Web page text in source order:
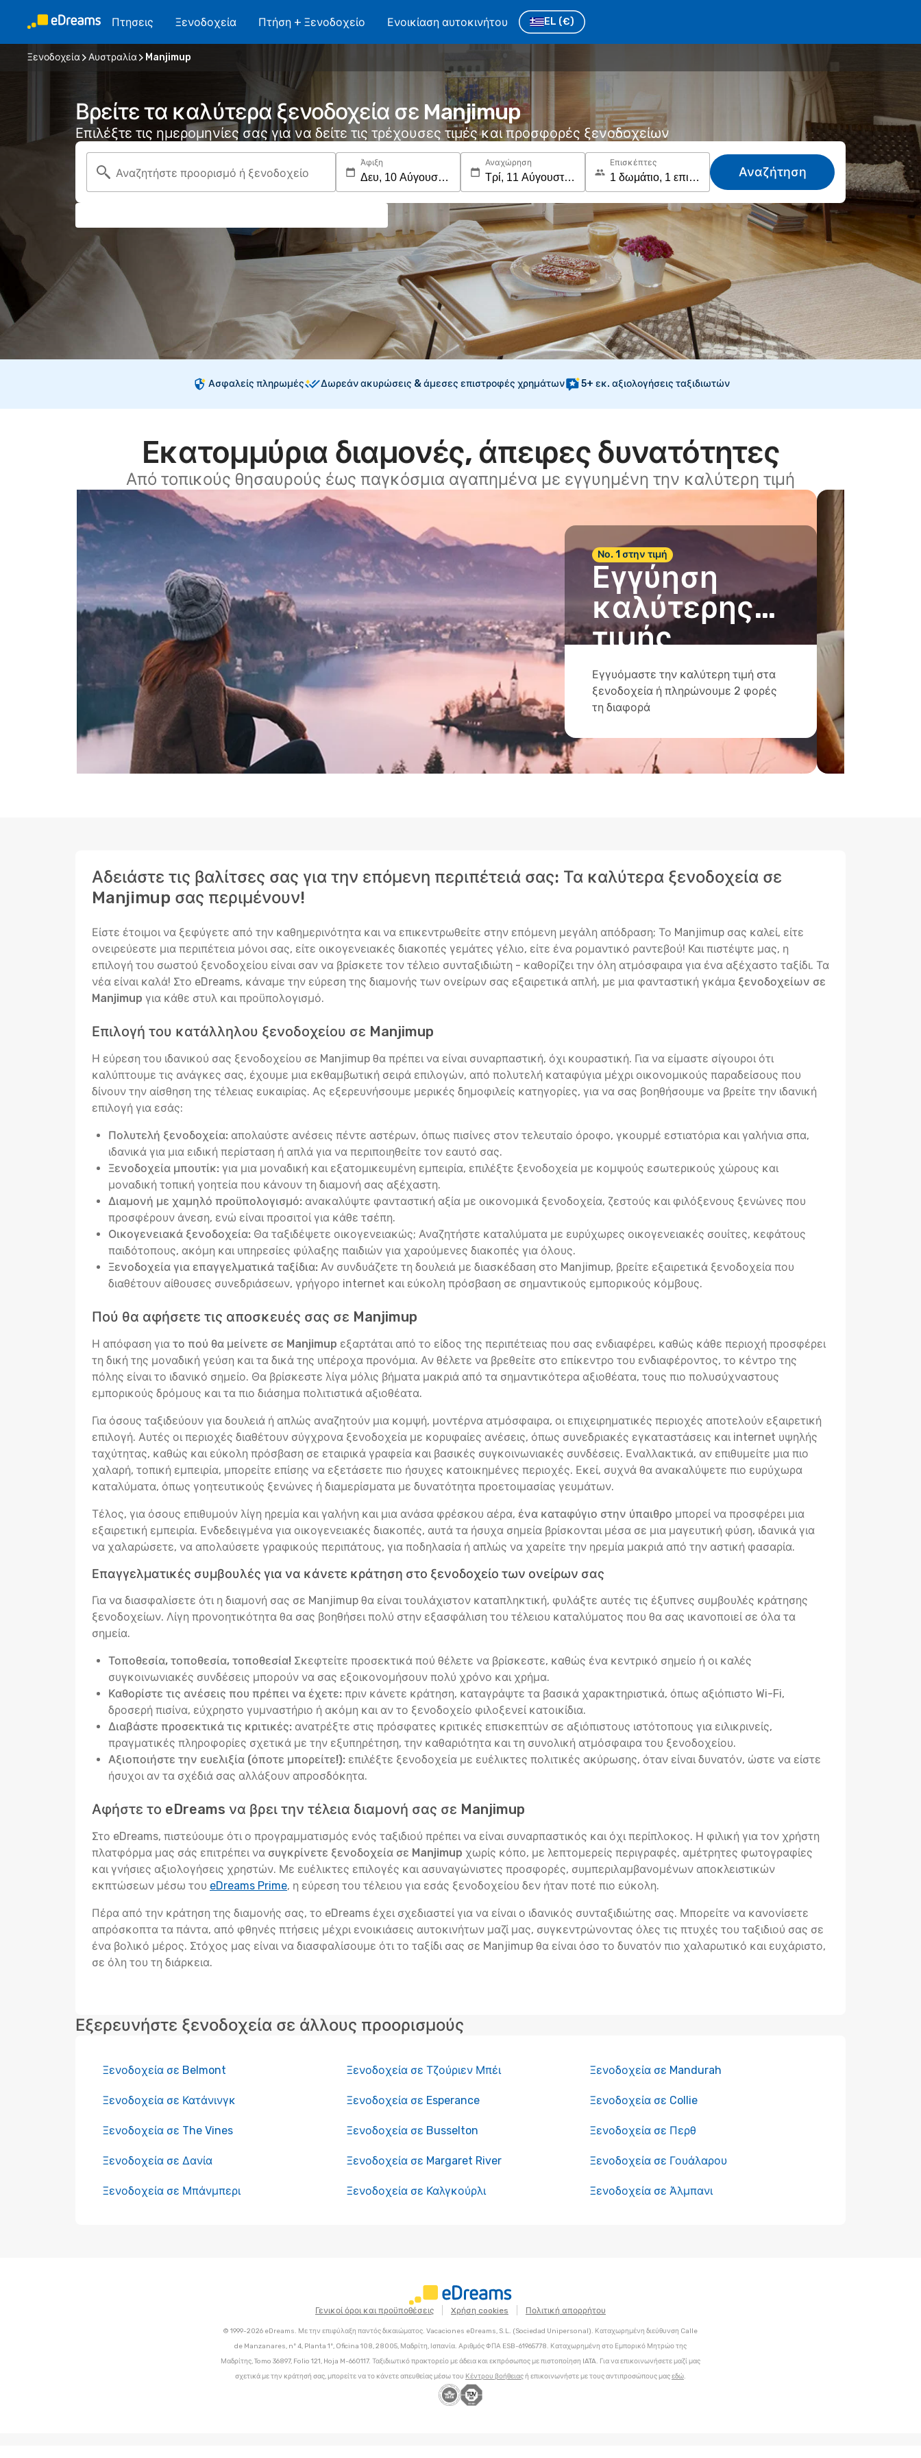
Πτησεις Ξενοδοχεία Πτήση + Ξενοδοχείο Ενοικίαση αυτοκινήτου EL (€)
Ξενοδοχεία Αυστραλία Manjimup
Βρείτε τα καλύτερα ξενοδοχεία σε Manjimup
Επιλέξτε τις ημερομηνίες σας για να δείτε τις τρέχουσες τιμές και προσφορές ξενοδοχείων
Αναζητήστε προορισμό ή ξενοδοχείο
Άφιξη Αναχώρηση Επισκέπτες
Αναζήτηση
Ασφαλείς πληρωμές Δωρεάν ακυρώσεις & άμεσες επιστροφές χρημάτων 5+ εκ. αξιολογήσεις ταξιδιωτών
Εκατομμύρια διαμονές, άπειρες δυνατότητες
Από τοπικούς θησαυρούς έως παγκόσμια αγαπημένα με εγγυημένη την καλύτερη τιμή
Νο. 1 στην τιμή
Εγγύηση
καλύτερης
τιμής
Εγγυόμαστε την καλύτερη τιμή στα
ξενοδοχεία ή πληρώνουμε 2 φορές
τη διαφορά
Αδειάστε τις βαλίτσες σας για την επόμενη περιπέτειά σας: Τα καλύτερα ξενοδοχεία σε
Manjimup σας περιμένουν!
Είστε έτοιμοι να ξεφύγετε από την καθημερινότητα και να επικεντρωθείτε στην επόμενη μεγάλη απόδραση; Το Manjimup σας καλεί, είτε
ονειρεύεστε μια περιπέτεια μόνοι σας, είτε οικογενειακές διακοπές γεμάτες γέλιο, είτε ένα ρομαντικό ραντεβού! Και πιστέψτε μας, η
επιλογή του σωστού ξενοδοχείου είναι σαν να βρίσκετε τον τέλειο συνταξιδιώτη - καθορίζει την όλη ατμόσφαιρα για ένα αξέχαστο ταξίδι. Τα
νέα είναι καλά! Στο eDreams, κάναμε την εύρεση της διαμονής των ονείρων σας εξαιρετικά απλή, με μια φανταστική γκάμα ξενοδοχείων σε
Manjimup για κάθε στυλ και προϋπολογισμό.
Επιλογή του κατάλληλου ξενοδοχείου σε Manjimup
Η εύρεση του ιδανικού σας ξενοδοχείου σε Manjimup θα πρέπει να είναι συναρπαστική, όχι κουραστική. Για να είμαστε σίγουροι ότι
καλύπτουμε τις ανάγκες σας, έχουμε μια εκθαμβωτική σειρά επιλογών, από πολυτελή καταφύγια μέχρι οικονομικούς παραδείσους που
δίνουν την αίσθηση της τέλειας ευκαιρίας. Ας εξερευνήσουμε μερικές δημοφιλείς κατηγορίες, για να σας βοηθήσουμε να βρείτε την ιδανική
επιλογή για εσάς:
Πολυτελή ξενοδοχεία: απολαύστε ανέσεις πέντε αστέρων, όπως πισίνες στον τελευταίο όροφο, γκουρμέ εστιατόρια και γαλήνια σπα,
ιδανικά για μια ειδική περίσταση ή απλά για να περιποιηθείτε τον εαυτό σας.
Ξενοδοχεία μπουτίκ: για μια μοναδική και εξατομικευμένη εμπειρία, επιλέξτε ξενοδοχεία με κομψούς εσωτερικούς χώρους και
μοναδική τοπική γοητεία που κάνουν τη διαμονή σας αξέχαστη.
Διαμονή με χαμηλό προϋπολογισμό: ανακαλύψτε φανταστική αξία με οικονομικά ξενοδοχεία, ζεστούς και φιλόξενους ξενώνες που
προσφέρουν άνεση, ενώ είναι προσιτοί για κάθε τσέπη.
Οικογενειακά ξενοδοχεία: Θα ταξιδέψετε οικογενειακώς; Αναζητήστε καταλύματα με ευρύχωρες οικογενειακές σουίτες, κεφάτους
παιδότοπους, ακόμη και υπηρεσίες φύλαξης παιδιών για χαρούμενες διακοπές για όλους.
Ξενοδοχεία για επαγγελματικά ταξίδια: Αν συνδυάζετε τη δουλειά με διασκέδαση στο Manjimup, βρείτε εξαιρετικά ξενοδοχεία που
διαθέτουν αίθουσες συνεδριάσεων, γρήγορο internet και εύκολη πρόσβαση σε σημαντικούς εμπορικούς κόμβους.
Πού θα αφήσετε τις αποσκευές σας σε Manjimup
Η απόφαση για το πού θα μείνετε σε Manjimup εξαρτάται από το είδος της περιπέτειας που σας ενδιαφέρει, καθώς κάθε περιοχή προσφέρει
τη δική της μοναδική γεύση και τα δικά της υπέροχα προνόμια. Αν θέλετε να βρεθείτε στο επίκεντρο του ενδιαφέροντος, το κέντρο της
πόλης είναι το ιδανικό σημείο. Θα βρίσκεστε λίγα μόλις βήματα μακριά από τα σημαντικότερα αξιοθέατα, τους πιο πολυσύχναστους
εμπορικούς δρόμους και τα πιο διάσημα πολιτιστικά αξιοθέατα.
Για όσους ταξιδεύουν για δουλειά ή απλώς αναζητούν μια κομψή, μοντέρνα ατμόσφαιρα, οι επιχειρηματικές περιοχές αποτελούν εξαιρετική
επιλογή. Αυτές οι περιοχές διαθέτουν σύγχρονα ξενοδοχεία με κορυφαίες ανέσεις, όπως συνεδριακές εγκαταστάσεις και internet υψηλής
ταχύτητας, καθώς και εύκολη πρόσβαση σε εταιρικά γραφεία και βασικές συγκοινωνιακές συνδέσεις. Εναλλακτικά, αν επιθυμείτε μια πιο
χαλαρή, τοπική εμπειρία, μπορείτε επίσης να εξετάσετε πιο ήσυχες κατοικημένες περιοχές. Εκεί, συχνά θα ανακαλύψετε πιο ευρύχωρα
καταλύματα, όπως γοητευτικούς ξενώνες ή διαμερίσματα με δυνατότητα προετοιμασίας γευμάτων.
Τέλος, για όσους επιθυμούν λίγη ηρεμία και γαλήνη και μια ανάσα φρέσκου αέρα, ένα καταφύγιο στην ύπαιθρο μπορεί να προσφέρει μια
εξαιρετική εμπειρία. Ενδεδειγμένα για οικογενειακές διακοπές, αυτά τα ήσυχα σημεία βρίσκονται μέσα σε μια μαγευτική φύση, ιδανικά για
να χαλαρώσετε, να απολαύσετε γραφικούς περιπάτους, για ποδηλασία ή απλώς να χαρείτε την ηρεμία μακριά από την αστική φασαρία.
Επαγγελματικές συμβουλές για να κάνετε κράτηση στο ξενοδοχείο των ονείρων σας
Για να διασφαλίσετε ότι η διαμονή σας σε Manjimup θα είναι τουλάχιστον καταπληκτική, φυλάξτε αυτές τις έξυπνες συμβουλές κράτησης
ξενοδοχείων. Λίγη προνοητικότητα θα σας βοηθήσει πολύ στην εξασφάλιση του τέλειου καταλύματος που θα σας ικανοποιεί σε όλα τα
σημεία.
Τοποθεσία, τοποθεσία, τοποθεσία! Σκεφτείτε προσεκτικά πού θέλετε να βρίσκεστε, καθώς ένα κεντρικό σημείο ή οι καλές
συγκοινωνιακές συνδέσεις μπορούν να σας εξοικονομήσουν πολύ χρόνο και χρήμα.
Καθορίστε τις ανέσεις που πρέπει να έχετε: πριν κάνετε κράτηση, καταγράψτε τα βασικά χαρακτηριστικά, όπως αξιόπιστο Wi-Fi,
δροσερή πισίνα, εύχρηστο γυμναστήριο ή ακόμη και αν το ξενοδοχείο φιλοξενεί κατοικίδια.
Διαβάστε προσεκτικά τις κριτικές: ανατρέξτε στις πρόσφατες κριτικές επισκεπτών σε αξιόπιστους ιστότοπους για ειλικρινείς,
πραγματικές πληροφορίες σχετικά με την εξυπηρέτηση, την καθαριότητα και τη συνολική ατμόσφαιρα του ξενοδοχείου.
Αξιοποιήστε την ευελιξία (όποτε μπορείτε!): επιλέξτε ξενοδοχεία με ευέλικτες πολιτικές ακύρωσης, όταν είναι δυνατόν, ώστε να είστε
ήσυχοι αν τα σχέδιά σας αλλάξουν απροσδόκητα.
Αφήστε το eDreams να βρει την τέλεια διαμονή σας σε Manjimup
Στο eDreams, πιστεύουμε ότι ο προγραμματισμός ενός ταξιδιού πρέπει να είναι συναρπαστικός και όχι περίπλοκος. Η φιλική για τον χρήστη
πλατφόρμα μας σάς επιτρέπει να συγκρίνετε ξενοδοχεία σε Manjimup χωρίς κόπο, με λεπτομερείς περιγραφές, αμέτρητες φωτογραφίες
και γνήσιες αξιολογήσεις χρηστών. Με ευέλικτες επιλογές και ασυναγώνιστες προσφορές, συμπεριλαμβανομένων αποκλειστικών
εκπτώσεων μέσω του eDreams Prime, η εύρεση του τέλειου για εσάς ξενοδοχείου δεν ήταν ποτέ πιο εύκολη.
Πέρα από την κράτηση της διαμονής σας, το eDreams έχει σχεδιαστεί για να είναι ο ιδανικός συνταξιδιώτης σας. Μπορείτε να κανονίσετε
απρόσκοπτα τα πάντα, από φθηνές πτήσεις μέχρι ενοικιάσεις αυτοκινήτων μαζί μας, συγκεντρώνοντας όλες τις πτυχές του ταξιδιού σας σε
ένα βολικό μέρος. Στόχος μας είναι να διασφαλίσουμε ότι το ταξίδι σας σε Manjimup θα είναι όσο το δυνατόν πιο χαλαρωτικό και ευχάριστο,
σε όλη του τη διάρκεια.
Εξερευνήστε ξενοδοχεία σε άλλους προορισμούς
Ξενοδοχεία σε Belmont Ξενοδοχεία σε Τζούριεν Μπέι Ξενοδοχεία σε Mandurah
Ξενοδοχεία σε Κατάνινγκ Ξενοδοχεία σε Esperance Ξενοδοχεία σε Collie
Ξενοδοχεία σε The Vines Ξενοδοχεία σε Busselton Ξενοδοχεία σε Περθ
Ξενοδοχεία σε Δανία Ξενοδοχεία σε Margaret River Ξενοδοχεία σε Γουάλαρου
Ξενοδοχεία σε Μπάνμπερι Ξενοδοχεία σε Καλγκούρλι Ξενοδοχεία σε Άλμπανι
Γενικοί όροι και προϋποθέσεις Xρήση cookies Πολιτική απορρήτου
© 1999-2026 eDreams. Με την επιφύλαξη παντός δικαιώματος. Vacaciones eDreams, S.L. (Sociedad Unipersonal). Καταχωρημένη διεύθυνση Calle
de Manzanares, nº 4, Planta 1º, Oficina 108, 28005, Μαδρίτη, Ισπανία. Αριθμός ΦΠΑ ESB-61965778. Καταχωρημένη στο Εμπορικό Μητρώο της
Μαδρίτης, Tomo 36897, Folio 121, Hoja M-660117. Ταξιδιωτικό πρακτορείο με άδεια και εκπρόσωπος με πιστοποίηση IATA. Για να επικοινωνήσετε μαζί μας
σχετικά με την κράτησή σας, μπορείτε να το κάνετε απευθείας μέσω του Κέντρου βοήθειαςή επικοινωνήστε με τους αντιπροσώπους μαςεδώ.